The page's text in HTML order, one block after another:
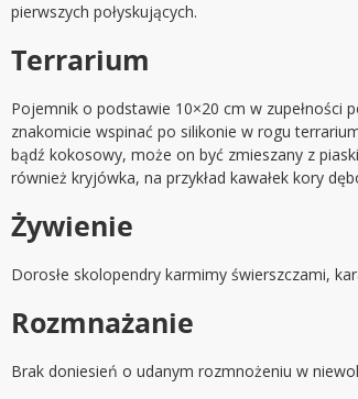
pierwszych połyskujących.
Terrarium
Pojemnik o podstawie 10×20 cm w zupełności
znakomicie wspinać po silikonie w rogu
bądź kokosowy, może on być zmieszany z
również kryjówka, na przykład kawałek kory
Żywienie
Dorosłe skolopendry karmimy świerszczami,
Rozmnażanie
Brak doniesień o udanym rozmnożeniu w